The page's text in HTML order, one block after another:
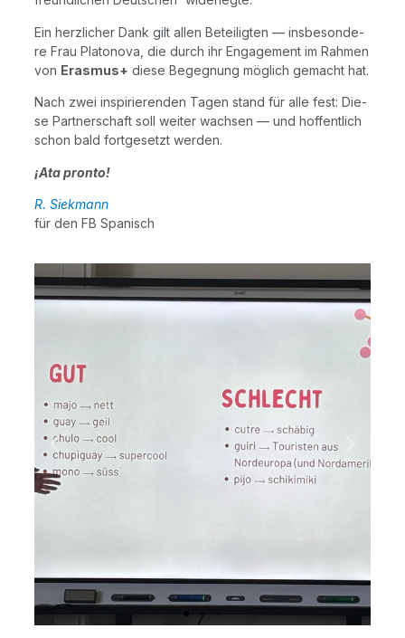
Ein herz­li­cher Dank gilt allen Betei­lig­ten — ins­be­son­de­
re Frau Pla­to­no­va, die durch ihr Enga­ge­ment im Rah­men
von Eras­mus+ die­se Begeg­nung mög­lich gemacht hat.
Nach zwei inspi­rie­ren­den Tagen stand für alle fest: Die­
se Part­ner­schaft soll wei­ter wach­sen — und hof­fent­lich
schon bald fort­ge­setzt werden.
¡Ata pron­to!
R. Siek­mann
für den FB Spanisch